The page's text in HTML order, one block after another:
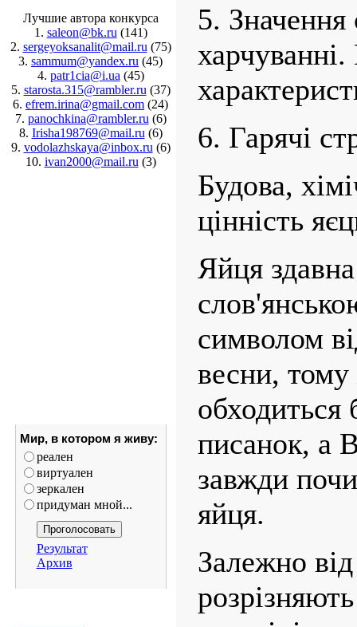
Лучшие автора конкурса
1. saleon@bk.ru (141)
2. sergeyoksanalit@mail.ru (75)
3. sammum@yandex.ru (45)
4. patr1cia@i.ua (45)
5. starosta.315@rambler.ru (37)
6. efrem.irina@gmail.com (24)
7. panochkina@rambler.ru (6)
8. Irisha198769@mail.ru (6)
9. vodolazhskaya@inbox.ru (6)
10. ivan2000@mail.ru (3)
Мир, в котором я живу:
реален
виртуален
зеркален
придуман мной...
Результат
Архив
5. Значення
6. Гарячі
Будова,
цінність
Яйця
символом
весни,
обходиться
писанок, а
завжди
яйця.
Залежно